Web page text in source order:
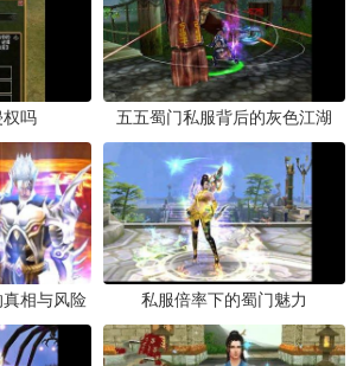
权吗 五五蜀门私服背后的灰色江湖
相与风险 私服倍率下的蜀门魅力